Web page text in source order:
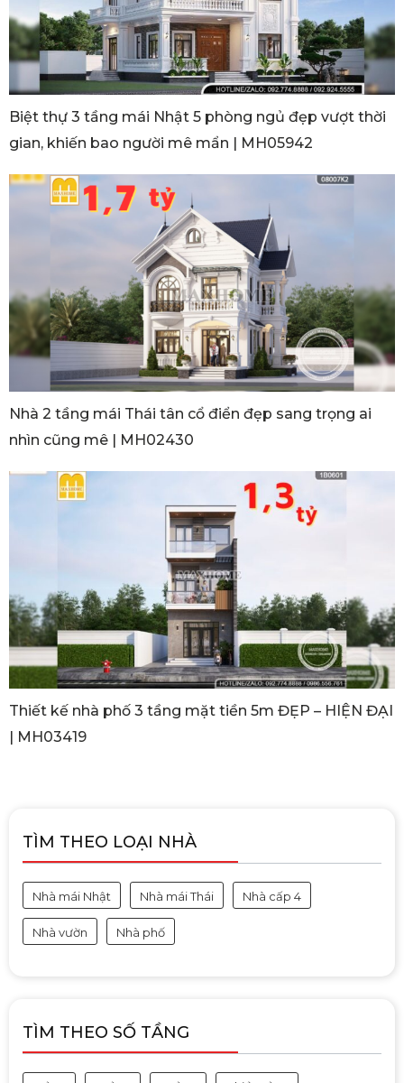
Biệt thự 3 tầng mái Nhật 5 phòng ngủ đẹp vượt thời
gian, khiến bao người mê mẩn | MH05942
Nhà 2 tầng mái Thái tân cổ điển đẹp sang trọng ai
nhìn cũng mê | MH02430
Thiết kế nhà phố 3 tầng mặt tiền 5m ĐẸP – HIỆN ĐẠI
| MH03419
TÌM THEO LOẠI NHÀ
Nhà mái Nhật Nhà mái Thái Nhà cấp 4
Nhà vườn Nhà phố
TÌM THEO SỐ TẦNG